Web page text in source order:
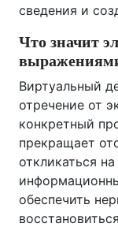
сведения и
Что значит
Виртуальный
отречение от
конкретный
прекращает
откликаться
обеспечить